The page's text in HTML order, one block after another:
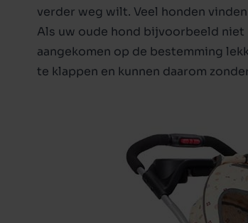
Dieet
Toon alles in kattenvoer
Toon alles in Kat
verder weg wilt. Veel honden
Als uw oude hond bijvoorbeeld niet
aangekomen op de bestemming
te klappen en kunnen daarom